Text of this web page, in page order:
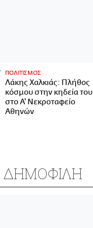
ΠΟΛΙΤΙΣΜΟΣ
Λάκης Χαλκιάς: Πλήθος
κόσμου στην κηδεία του
στο Α' Νεκροταφείο
Αθηνών
ΔΗΜΟΦΙΛΗ